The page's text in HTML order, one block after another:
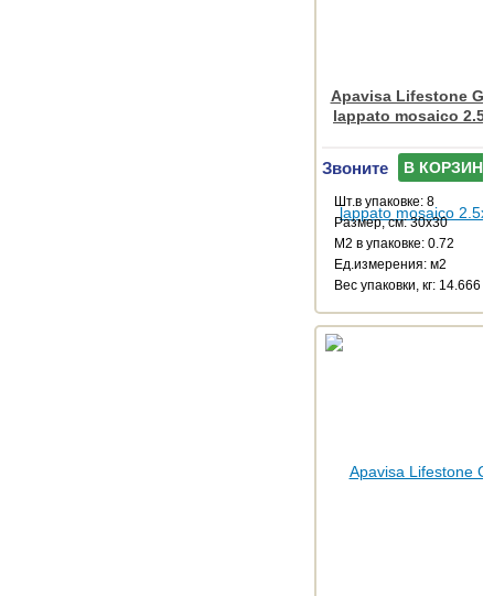
Apavisa Lifestone
lappato mosaico
Звоните В КОРЗИНУ
Шт.в упаковке: 8
Размер, см: 30x30
М2 в упаковке: 0.72
Ед.измерения: м2
Веc упаковки, кг: 14.666